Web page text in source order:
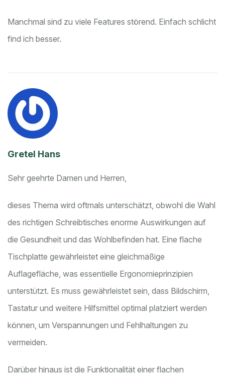
Manchmal sind zu viele Features störend. Einfach schlicht
find ich besser.
Gretel Hans
Sehr geehrte Damen und Herren,
dieses Thema wird oftmals unterschätzt, obwohl die Wahl
des richtigen Schreibtisches enorme Auswirkungen auf
die Gesundheit und das Wohlbefinden hat. Eine flache
Tischplatte gewährleistet eine gleichmäßige
Auflagefläche, was essentielle Ergonomieprinzipien
unterstützt. Es muss gewährleistet sein, dass Bildschirm,
Tastatur und weitere Hilfsmittel optimal platziert werden
können, um Verspannungen und Fehlhaltungen zu
vermeiden.
Darüber hinaus ist die Funktionalität einer flachen